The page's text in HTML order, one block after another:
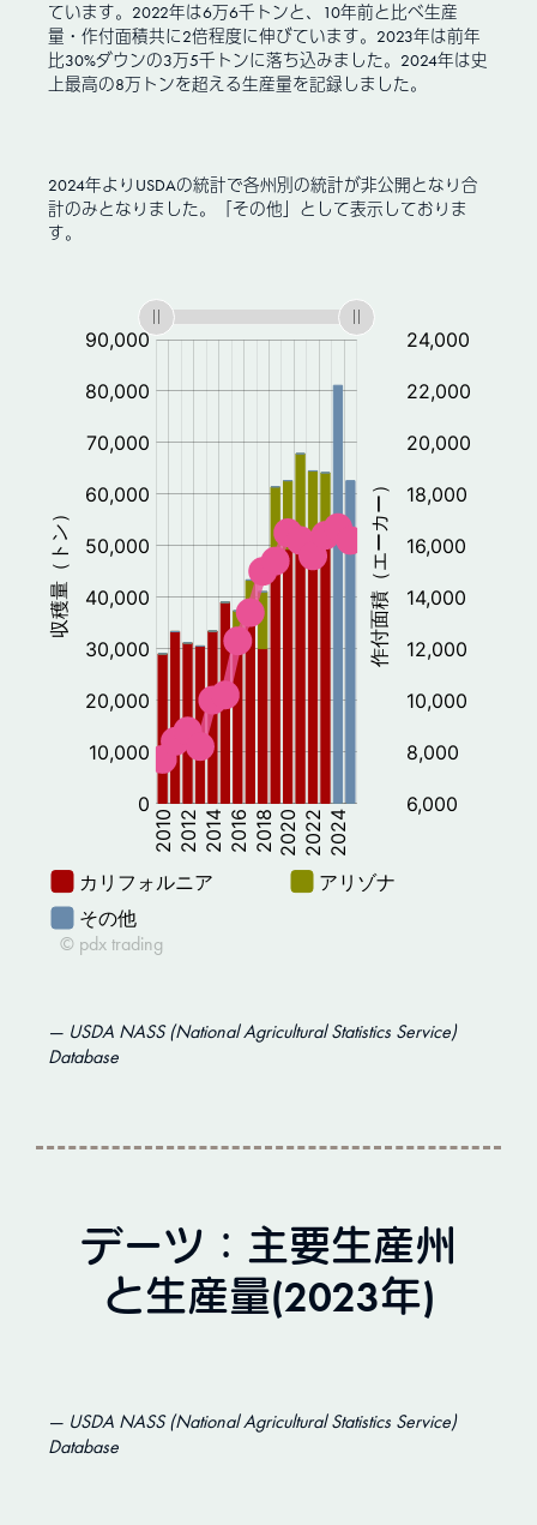
ています。2022年は6万6千トンと、10年前と比べ生産
量・作付面積共に2倍程度に伸びています。2023年は前年
比30%ダウンの3万5千トンに落ち込みました。2024年は史
上最高の8万トンを超える生産量を記録しました。
2024年よりUSDAの統計で各州別の統計が非公開となり合
計のみとなりました。「その他」として表示しておりま
す。
USDA NASS (National Agricultural Statistics Service)
Database
デーツ：主要生産州
と生産量(2023年)
USDA NASS (National Agricultural Statistics Service)
Database